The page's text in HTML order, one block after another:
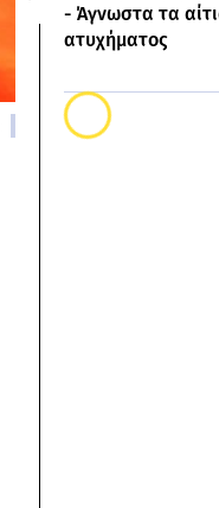
- Άγνωστα τα
ατυχήματος